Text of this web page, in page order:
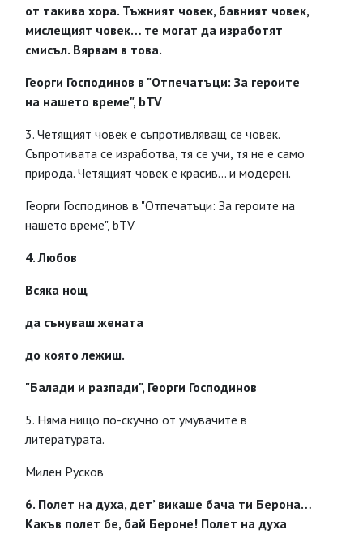
от такива хора. Тъжният човек, бавният човек,
мислещият човек… те могат да изработят
смисъл. Вярвам в това.
Георги Господинов в "Отпечатъци: За героите
на нашето време", bTV
3. Четящият човек е съпротивляващ се човек.
Съпротивата се изработва, тя се учи, тя не е само
природа. Четящият човек е красив… и модерен.
Георги Господинов в "Отпечатъци: За героите на
нашето време", bTV
4. Любов
Всяка нощ
да сънуваш жената
до която лежиш.
"Балади и разпади", Георги Господинов
5. Няма нищо по-скучно от умувачите в
литературата.
Милен Русков
6. Полет на духа, дет’ викаше бача ти Берона…
Какъв полет бе, бай Бероне! Полет на духа